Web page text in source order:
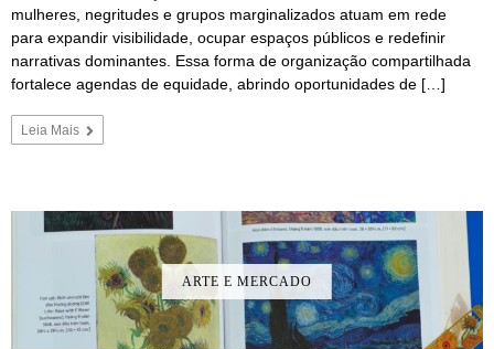
mulheres, negritudes e grupos marginalizados atuam em rede
para expandir visibilidade, ocupar espaços públicos e redefinir
narrativas dominantes. Essa forma de organização compartilhada
fortalece agendas de equidade, abrindo oportunidades de […]
Leia Mais
ARTE E MERCADO